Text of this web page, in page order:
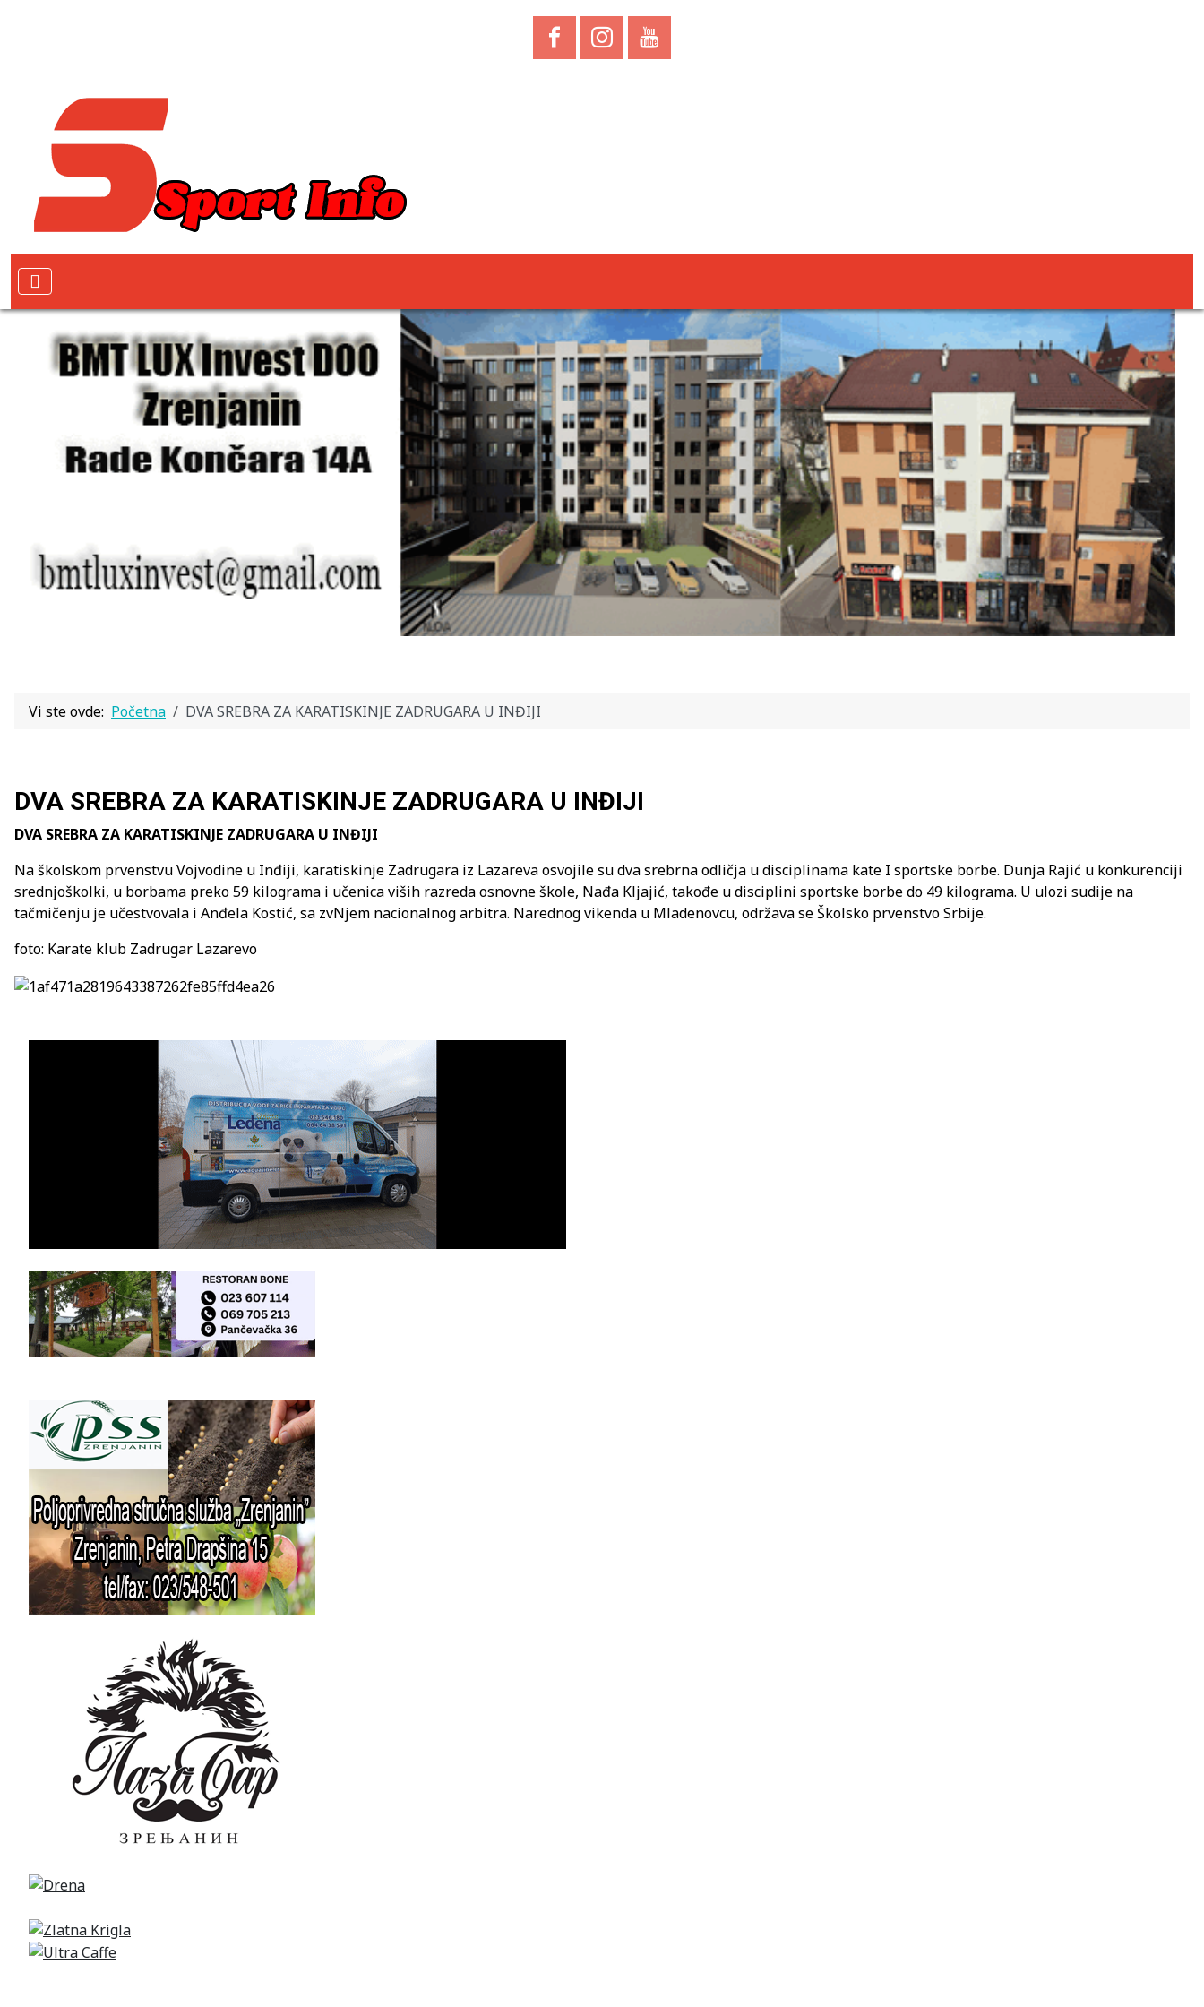
Vi ste ovde: Početna DVA SREBRA ZA KARATISKINJE ZADRUGARA U INĐIJI
DVA SREBRA ZA KARATISKINJE ZADRUGARA U INĐIJI
DVA SREBRA ZA KARATISKINJE ZADRUGARA U INĐIJI
Na školskom prvenstvu Vojvodine u Inđiji, karatiskinje Zadrugara iz Lazareva osvojile su dva srebrna odličja u disciplinama kate I sportske borbe. Dunja Rajić u konkurenciji
srednjoškolki, u borbama preko 59 kilograma i učenica viših razreda osnovne škole, Nađa Kljajić, takođe u disciplini sportske borbe do 49 kilograma. U ulozi sudije na
tačmičenju je učestvovala i Anđela Kostić, sa zvNjem nacionalnog arbitra. Narednog vikenda u Mladenovcu, održava se Školsko prvenstvo Srbije.
foto: Karate klub Zadrugar Lazarevo